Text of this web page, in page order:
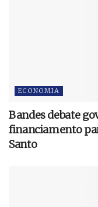
ECONOMIA
Bandes debate
financiamento
Santo